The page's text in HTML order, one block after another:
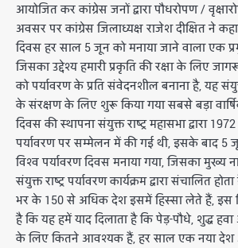
आयोजित कर कांग्रेस जनों द्वारा पौधरोपण /
अवसर पर कांग्रेस जिलाध्यक्ष राजेश दीक्षित ने
दिवस हर साल 5 जून को मनाया जाने वाला एक
जिसका उद्देश्य हमारी प्रकृति की रक्षा के लिए
को पर्यावरण के प्रति संवेदनशील बनाना है, यह संयुक्त
के संरक्षण के लिए शुरू किया गया सबसे बड़ा
दिवस की स्थापना संयुक्त राष्ट्र महासभा द्वारा
पर्यावरण पर सम्मेलन में की गई थी, इसके बाद 5
विश्व पर्यावरण दिवस मनाया गया, जिसका मुख्य
संयुक्त राष्ट्र पर्यावरण कार्यक्रम द्वारा संचालित
भर के 150 से अधिक देश इसमें हिस्सा लेते हैं, इस
है कि यह हमें याद दिलाता है कि पेड़-पौधे, शुद्ध
के लिए कितने आवश्यक हैं, हर साल एक नया देश